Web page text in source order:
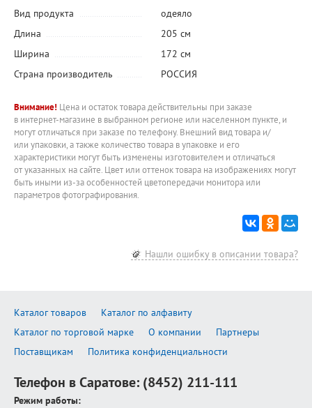
Вид продукта
одеяло
Длина
205 см
Ширина
172 см
Страна производитель
РОССИЯ
Внимание! Цена и остаток товара действительны при заказе
в интернет-магазине в выбранном регионе или населенном пункте, и
могут отличаться при заказе по телефону. Внешний вид товара и/
или упаковки, а также количество товара в упаковке и его
характеристики могут быть изменены изготовителем и отличаться
от указанных на сайте. Цвет или оттенок товара на изображениях могут
быть иными из-за особенностей цветопередачи монитора или
параметров фотографирования.
Нашли ошибку в описании товара?
Каталог товаров
Каталог по алфавиту
Каталог по торговой марке
О компании
Партнеры
Поставщикам
Политика конфиденциальности
Телефон в Саратове: (8452) 211-111
Режим работы: